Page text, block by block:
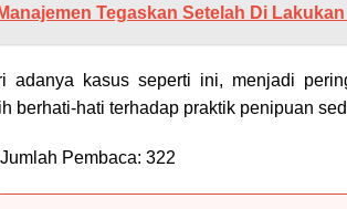
Manajemen Tegaskan Setelah Di
adanya kasus seperti ini, menjadi
berhati-hati terhadap praktik penipuan
Jumlah Pembaca: 322